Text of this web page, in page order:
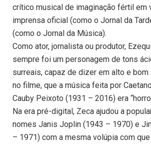
crítico musical de imaginação fértil em
imprensa oficial (como o Jornal da
(como o Jornal da Música).
Como ator, jornalista ou produtor,
sempre foi um personagem de tons
surreais, capaz de dizer em alto e
no filme, que a música feita por
Cauby Peixoto (1931 – 2016) era
Na era pré-digital, Zeca ajudou a
nomes Janis Joplin (1943 – 1970) e
– 1971) com a mesma volúpia com